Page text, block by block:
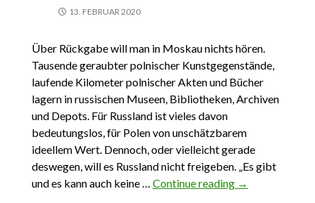
13. FEBRUAR 2020
Über Rückgabe will man in Moskau nichts hören.
Tausende geraubter polnischer Kunstgegenstände,
laufende Kilometer polnischer Akten und Bücher
lagern in russischen Museen, Bibliotheken, Archiven
und Depots. Für Russland ist vieles davon
bedeutungslos, für Polen von unschätzbarem
ideellem Wert. Dennoch, oder vielleicht gerade
deswegen, will es Russland nicht freigeben. „Es gibt
und es kann auch keine … Continue reading Polens
→